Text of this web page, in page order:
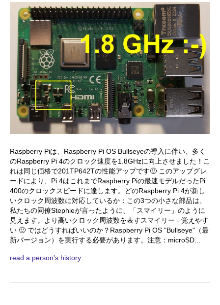
Raspberry Piは、Raspberry Pi OS Bullseyeの導入に伴い、多く
のRaspberry Pi 4のクロック速度を1.8GHzに向上させました！こ
れは同じ価格で201TP642Tの性能アップです🙂 このアップグレ
ードにより、Pi 4はこれまでRaspberry Piの最速モデルだったPi
400のクロックスピードに達します。どのRaspberry Pi 4が新し
いクロック周波数に対応しているか：この3つの小さな部品は、
私たちの同僚Stephieが言ったように、「スマイリー」のように
見えます。より高いクロック周波数を表すスマイリー - 覚えやす
い 🙂 ではどうすればいいのか？Raspberry Pi OS "Bullseye"（最
新バージョン）を実行する必要があります。注意：microSD...
read a person's history